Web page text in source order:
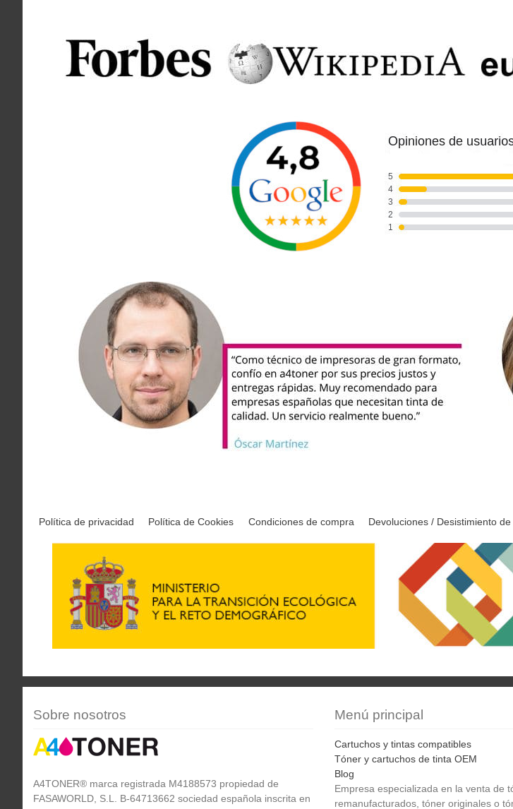
Política de privacidad Política de Cookies Condiciones de compra Devoluciones / Desistimiento
Sobre nosotros
A4TONER® marca registrada M4188573 propiedad de
FASAWORLD, S.L. B-64713662 sociedad española inscrita en
Menú principal
Cartuchos y tintas compatibles
Tóner y cartuchos de tinta OEM
Blog
Empresa especializada en la venta de
remanufacturados, tóner originales o